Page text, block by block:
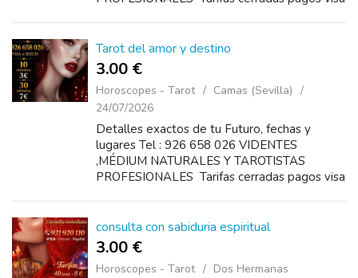
Tarot del amor y destino
3.00 €
Horoscopes - Tarot
Camas (Sevilla)
24/07/2026
Detalles exactos de tu Futuro, fechas y
lugares Tel : 926 658 026 VIDENTES
,MÉDIUM NATURALES Y TAROTISTAS
PROFESIONALES Tarifas cerradas pagos visa
consulta con sabiduria espiritual
3.00 €
Horoscopes - Tarot
Dos Hermanas